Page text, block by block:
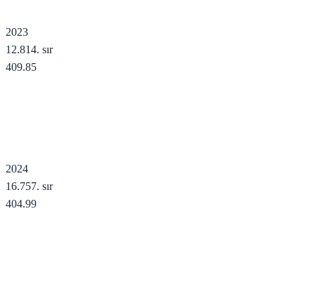
2023
12.814. sır
409.85
2024
16.757. sır
404.99